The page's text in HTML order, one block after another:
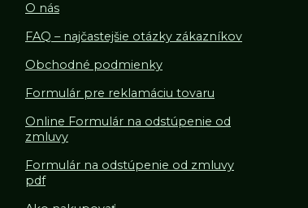
O nás
FAQ – najčastejšie otázky zákazníkov
Obchodné podmienky
Formulár pre reklamáciu tovaru
Online Formulár na odstúpenie od
zmluvy
Formulár na odstúpenie od zmluvy
pdf